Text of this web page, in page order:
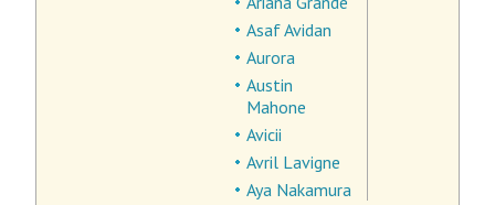
Asaf Avidan
Aurora
Austin
Mahone
Avicii
Avril Lavigne
Aya Nakamura